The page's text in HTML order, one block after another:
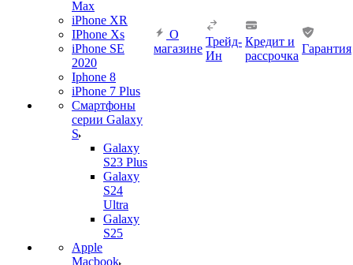
Max
iPhone XR
IPhone Xs
iPhone SE
2020
Iphone 8
iPhone 7 Plus
Смартфоны
серии Galaxy
S
Galaxy
S23 Plus
Galaxy
S24
Ultra
Galaxy
S25
Apple
Macbook
О
магазине
Трейд-
Ин
Кредит и
рассрочка
Гарантия